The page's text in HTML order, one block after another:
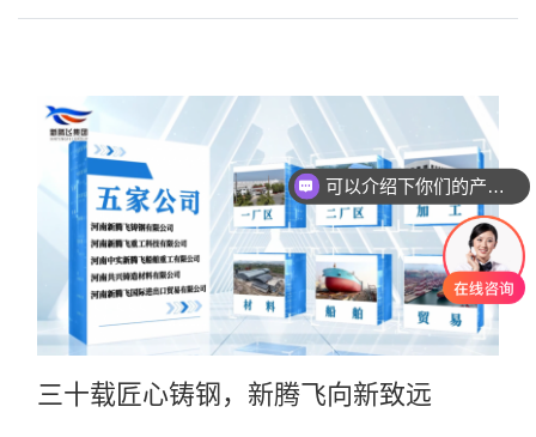
三十载匠心铸钢，新腾飞向新致远
可以介绍下你们的产品么
你们是怎么收费的呢